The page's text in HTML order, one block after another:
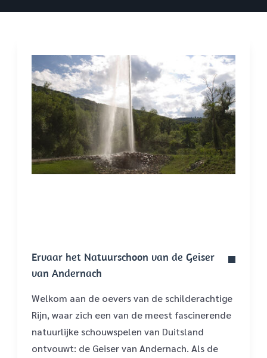
Ervaar het Natuurschoon van de Geiser
van Andernach
Welkom aan de oevers van de schilderachtige
Rijn, waar zich een van de meest fascinerende
natuurlijke schouwspelen van Duitsland
ontvouwt: de Geiser van Andernach. Als de